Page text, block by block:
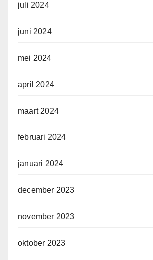
juli 2024
juni 2024
mei 2024
april 2024
maart 2024
februari 2024
januari 2024
december 2023
november 2023
oktober 2023